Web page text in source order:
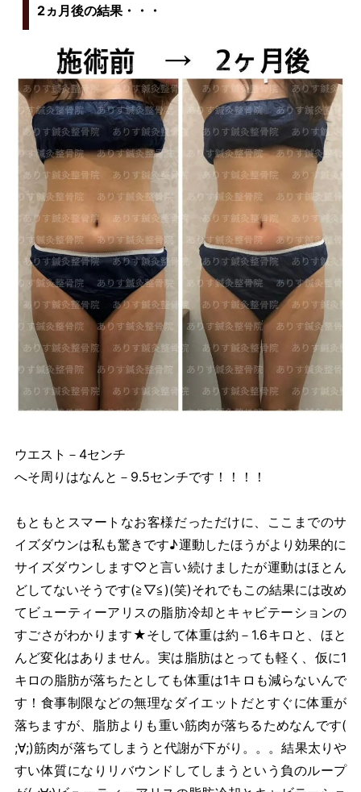
2ヵ月後の結果・・・
ウエスト－4センチ
へそ周りはなんと－9.5センチです！！！！
もともとスマートなお客様だっただけに、ここまでのサ
イズダウンは私も驚きです♪運動したほうがより効果的に
サイズダウンします♡と言い続けましたが運動はほとん
どしてないそうです(≧▽≦)(笑)それでもこの結果には改め
てビューティーアリスの脂肪冷却とキャビテーションの
すごさがわかります★そして体重は約－1.6キロと、ほと
んど変化はありません。実は脂肪はとっても軽く、仮に1
キロの脂肪が落ちたとしても体重は1キロも減らないんで
す！食事制限などの無理なダイエットだとすぐに体重が
落ちますが、脂肪よりも重い筋肉が落ちるためなんです(
;∀;)筋肉が落ちてしまうと代謝が下がり。。。結果太りや
すい体質になりリバウンドしてしまうという負のループ